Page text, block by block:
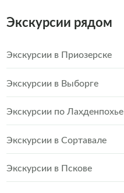
Экскурсии рядом
Экскурсии в Приозерске
Экскурсии в Выборге
Экскурсии по Лахденпохье
Экскурсии в Сортавале
Экскурсии в Пскове